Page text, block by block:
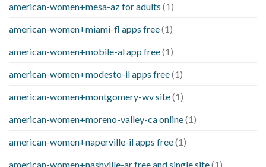
american-women+mesa-az for adults (1)
american-women+miami-fl apps free(1)
american-women+mobile-al app free(1)
american-women+modesto-il apps free(1)
american-women+montgomery-wv site(1)
american-women+moreno-valley-ca online(1)
american-women+naperville-il apps free(1)
american-women+nashville-ar free and single site(1)